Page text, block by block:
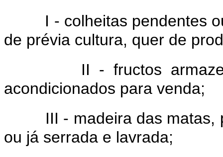
I - colheitas pendentes
de prévia cultura, quer de
II - fructos
acondicionados para venda;
III - madeira das
ou já serrada e lavrada;